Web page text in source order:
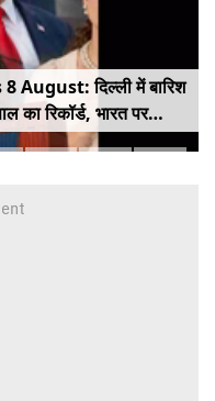
August: दिल्ली में बारिश
का रिकॉर्ड, भारत पर
खतरा; Gen Z पर कंगना